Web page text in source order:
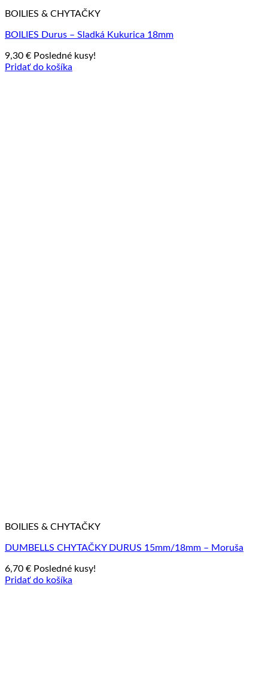
BOILIES & CHYTAČKY
BOILIES Durus – Sladká Kukurica 18mm
9,30 € Posledné kusy!
Pridať do košíka
BOILIES & CHYTAČKY
DUMBELLS CHYTAČKY DURUS 15mm/18mm – Moruša
6,70 € Posledné kusy!
Pridať do košíka